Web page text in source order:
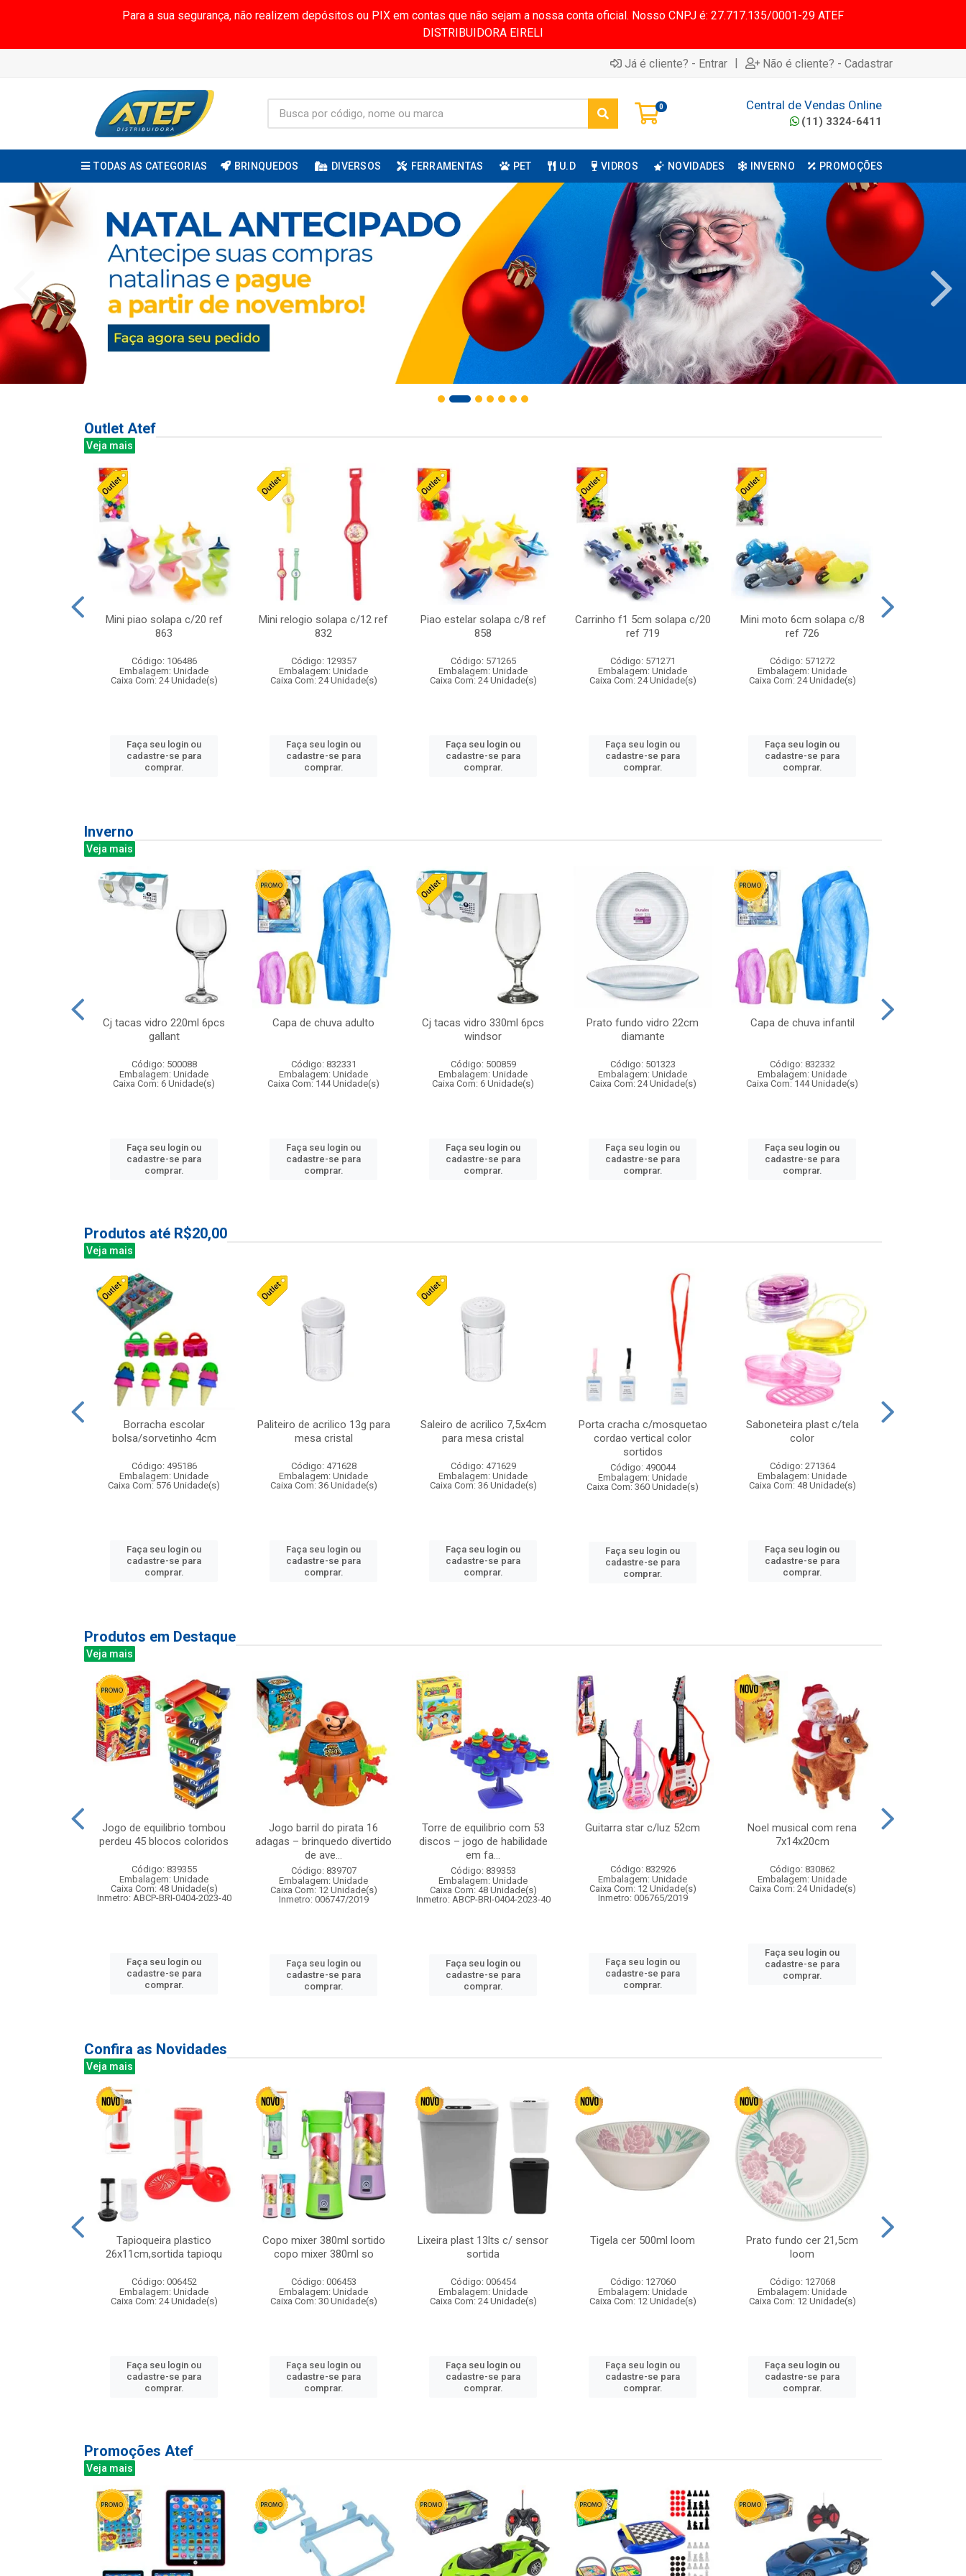
Para a sua segurança, não realizem depósitos ou PIX em contas que não sejam a nossa conta oficial. Nosso CNPJ é: 27.717.135/0001-29 ATEF
DISTRIBUIDORA EIRELI
Já é cliente? - Entrar | Não é cliente? - Cadastrar
0 Central de Vendas Online
(11) 3324-6411
TODAS AS CATEGORIAS BRINQUEDOS DIVERSOS FERRAMENTAS PET U.D VIDROS NOVIDADES INVERNO PROMOÇÕES
Outlet Atef
Veja mais
Mini piao solapa c/20 ref
863
Código: 106486
Embalagem: Unidade
Caixa Com: 24 Unidade(s)
Faça seu login ou
cadastre-se para
comprar.
Mini relogio solapa c/12 ref
832
Código: 129357
Embalagem: Unidade
Caixa Com: 24 Unidade(s)
Faça seu login ou
cadastre-se para
comprar.
Piao estelar solapa c/8 ref
858
Código: 571265
Embalagem: Unidade
Caixa Com: 24 Unidade(s)
Faça seu login ou
cadastre-se para
comprar.
Carrinho f1 5cm solapa c/20
ref 719
Código: 571271
Embalagem: Unidade
Caixa Com: 24 Unidade(s)
Faça seu login ou
cadastre-se para
comprar.
Mini moto 6cm solapa c/8
ref 726
Código: 571272
Embalagem: Unidade
Caixa Com: 24 Unidade(s)
Faça seu login ou
cadastre-se para
comprar.
Inverno
Veja mais
Cj tacas vidro 220ml 6pcs
gallant
Código: 500088
Embalagem: Unidade
Caixa Com: 6 Unidade(s)
Faça seu login ou
cadastre-se para
comprar.
Capa de chuva adulto
Código: 832331
Embalagem: Unidade
Caixa Com: 144 Unidade(s)
Faça seu login ou
cadastre-se para
comprar.
Cj tacas vidro 330ml 6pcs
windsor
Código: 500859
Embalagem: Unidade
Caixa Com: 6 Unidade(s)
Faça seu login ou
cadastre-se para
comprar.
Prato fundo vidro 22cm
diamante
Código: 501323
Embalagem: Unidade
Caixa Com: 24 Unidade(s)
Faça seu login ou
cadastre-se para
comprar.
Capa de chuva infantil
Código: 832332
Embalagem: Unidade
Caixa Com: 144 Unidade(s)
Faça seu login ou
cadastre-se para
comprar.
Produtos até R$20,00
Veja mais
Borracha escolar
bolsa/sorvetinho 4cm
Código: 495186
Embalagem: Unidade
Caixa Com: 576 Unidade(s)
Faça seu login ou
cadastre-se para
comprar.
Paliteiro de acrilico 13g para
mesa cristal
Código: 471628
Embalagem: Unidade
Caixa Com: 36 Unidade(s)
Faça seu login ou
cadastre-se para
comprar.
Saleiro de acrilico 7,5x4cm
para mesa cristal
Código: 471629
Embalagem: Unidade
Caixa Com: 36 Unidade(s)
Faça seu login ou
cadastre-se para
comprar.
Porta cracha c/mosquetao
cordao vertical color
sortidos
Código: 490044
Embalagem: Unidade
Caixa Com: 360 Unidade(s)
Faça seu login ou
cadastre-se para
comprar.
Saboneteira plast c/tela
color
Código: 271364
Embalagem: Unidade
Caixa Com: 48 Unidade(s)
Faça seu login ou
cadastre-se para
comprar.
Produtos em Destaque
Veja mais
Jogo de equilibrio tombou
perdeu 45 blocos coloridos
Código: 839355
Embalagem: Unidade
Caixa Com: 48 Unidade(s)
Inmetro: ABCP-BRI-0404-2023-40
Faça seu login ou
cadastre-se para
comprar.
Jogo barril do pirata 16
adagas – brinquedo divertido
de ave...
Código: 839707
Embalagem: Unidade
Caixa Com: 12 Unidade(s)
Inmetro: 006747/2019
Faça seu login ou
cadastre-se para
comprar.
Torre de equilibrio com 53
discos – jogo de habilidade
em fa...
Código: 839353
Embalagem: Unidade
Caixa Com: 48 Unidade(s)
Inmetro: ABCP-BRI-0404-2023-40
Faça seu login ou
cadastre-se para
comprar.
Guitarra star c/luz 52cm
Código: 832926
Embalagem: Unidade
Caixa Com: 12 Unidade(s)
Inmetro: 006765/2019
Faça seu login ou
cadastre-se para
comprar.
Noel musical com rena
7x14x20cm
Código: 830862
Embalagem: Unidade
Caixa Com: 24 Unidade(s)
Faça seu login ou
cadastre-se para
comprar.
Confira as Novidades
Veja mais
Tapioqueira plastico
26x11cm,sortida tapioqu
Código: 006452
Embalagem: Unidade
Caixa Com: 24 Unidade(s)
Faça seu login ou
cadastre-se para
comprar.
Copo mixer 380ml sortido
copo mixer 380ml so
Código: 006453
Embalagem: Unidade
Caixa Com: 30 Unidade(s)
Faça seu login ou
cadastre-se para
comprar.
Lixeira plast 13lts c/ sensor
sortida
Código: 006454
Embalagem: Unidade
Caixa Com: 24 Unidade(s)
Faça seu login ou
cadastre-se para
comprar.
Tigela cer 500ml loom
Código: 127060
Embalagem: Unidade
Caixa Com: 12 Unidade(s)
Faça seu login ou
cadastre-se para
comprar.
Prato fundo cer 21,5cm
loom
Código: 127068
Embalagem: Unidade
Caixa Com: 12 Unidade(s)
Faça seu login ou
cadastre-se para
comprar.
Promoções Atef
Veja mais